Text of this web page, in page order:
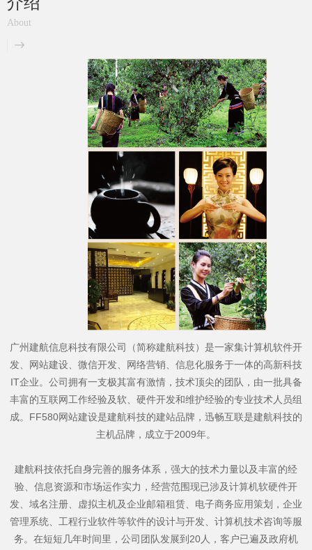
About
广州建航信息科技有限公司（简称建航科技）是一家集计算机软件开
发、网站建设、微信开发、网络营销、信息化服务于一体的高新科技
IT企业。公司拥有一支极其富有激情，技术顶尖的团队，由一批具备
丰富的互联网工作经验及软、硬件开发和维护经验的专业技术人员组
成。FF580网站建设是建航科技的建站品牌，迅畅互联是建航科技的
主机品牌，成立于2009年。
建航科技依托自身完善的服务体系，强大的技术力量以及丰富的经
验、信息资源和市场运作实力，经营范围现已涉及计算机软硬件开
发、域名注册、虚拟主机及企业邮箱租赁、电子商务应用策划，企业
管理系统、工程行业软件等软件的设计与开发、计算机技术咨询等服
务。在短短几年时间里，公司团队发展到20人，客户已遍及政府机